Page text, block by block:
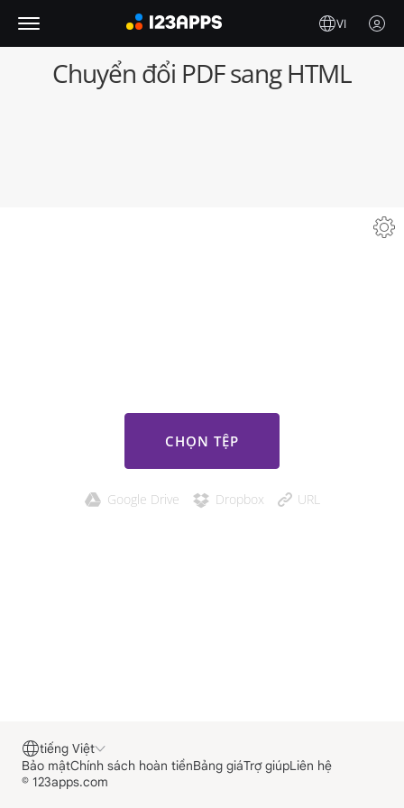
VI
Chuyển đổi PDF sang HTML
CHỌN TỆP
Google Drive Dropbox URL
© 123apps.com
Bảo mậtChính sách hoàn tiềnBảng giáTrợ giúpLiên hệ
tiếng Việt